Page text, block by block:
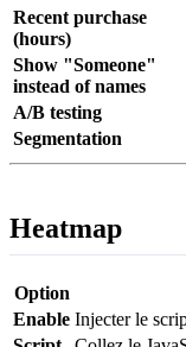
Recent purchase
(hours)
Show "Someone"
instead of names
A/B testing
Segmentation
Heatmap
Option
Enable Injecter le